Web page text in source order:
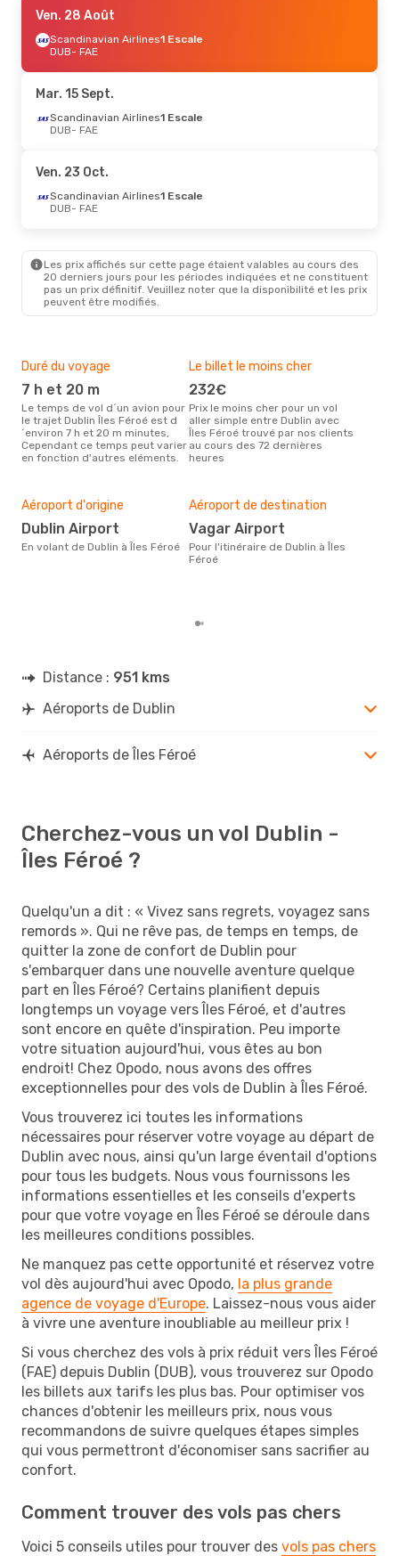
Jeu. 27 Août
Scandinavian Airlines1 Escale
DUB- FAE
FAE- DUB
Mar. 8 Sept.- Sam. 12 Sept.
Scandinavian Airlines
FAE- DUB
- FAE
Klm Royal Dutch Airlines
2 Escales
FAE- DUB
Ven. 28 Août
Scandinavian Airlines1 Escale
DUB- FAE
Mar. 15 Sept.
Scandinavian Airlines1 Escale
DUB- FAE
Ven. 23 Oct.
Scandinavian Airlines1 Escale
DUB- FAE
Les prix affichés sur cette page étaient valables au cours des
20 derniers jours pour les périodes indiquées et ne constituent
pas un prix définitif. Veuillez noter que la disponibilité et les prix
peuvent être modifiés.
Duré du voyage
7 h et 20 m
Le temps de vol d´un avion pour
le trajet Dublin Îles Féroé est d
´environ 7 h et 20 m minutes,
Cependant ce temps peut varier
en fonction d'autres eléments.
Le billet le moins cher
232€
Prix le moins cher pour un vol
aller simple entre Dublin avec
Îles Féroé trouvé par nos clients
au cours des 72 dernières
heures
Aéroport d'origine
Dublin Airport
En volant de Dublin à Îles Féroé
Aéroport de destination
Vagar Airport
Pour l'itinéraire de Dublin à Îles
Féroé
Distance : 951 kms
Aéroports de Dublin
Aéroports de Îles Féroé
Cherchez-vous un vol Dublin -
Îles Féroé ?
Quelqu'un a dit : « Vivez sans regrets, voyagez sans
remords ». Qui ne rêve pas, de temps en temps, de
quitter la zone de confort de Dublin pour
s'embarquer dans une nouvelle aventure quelque
part en Îles Féroé? Certains planifient depuis
longtemps un voyage vers Îles Féroé, et d'autres
sont encore en quête d'inspiration. Peu importe
votre situation aujourd'hui, vous êtes au bon
endroit! Chez Opodo, nous avons des offres
exceptionnelles pour des vols de Dublin à Îles Féroé.
Vous trouverez ici toutes les informations
nécessaires pour réserver votre voyage au départ de
Dublin avec nous, ainsi qu'un large éventail d'options
pour tous les budgets. Nous vous fournissons les
informations essentielles et les conseils d'experts
pour que votre voyage en Îles Féroé se déroule dans
les meilleures conditions possibles.
Ne manquez pas cette opportunité et réservez votre
vol dès aujourd'hui avec Opodo, la plus grande
agence de voyage d'Europe. Laissez-nous vous aider
à vivre une aventure inoubliable au meilleur prix !
Si vous cherchez des vols à prix réduit vers Îles Féroé
(FAE) depuis Dublin (DUB), vous trouverez sur Opodo
les billets aux tarifs les plus bas. Pour optimiser vos
chances d'obtenir les meilleurs prix, nous vous
recommandons de suivre quelques étapes simples
qui vous permettront d'économiser sans sacrifier au
confort.
Comment trouver des vols pas chers
Voici 5 conseils utiles pour trouver des vols pas chers